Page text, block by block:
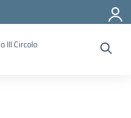
III Circolo